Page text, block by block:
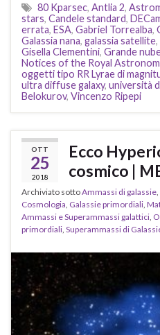
80 Kparsec, Antlia 2,
stars, Candele standard,
errata, ESA, Gabriel Torrealba,
Galassia nana, galassia satellite,
Gisella Clementini, Grande
Notices of the Royal
oggetti tipo RR Lyrae di
ultra diffuse galaxy, università
Belokurov, Vincenzo Ripepi
OTT
25
2018
Ecco
cosmico |
Archiviato sottoAmmassi di galassie
Cosmologia Galassie primordiali
Ammassi e Superammassi galattici
primordiali Superammassi di